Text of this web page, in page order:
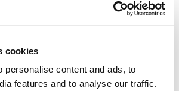
cookies
personalise content and ads, to
features and to analyse our traffic.
4,48